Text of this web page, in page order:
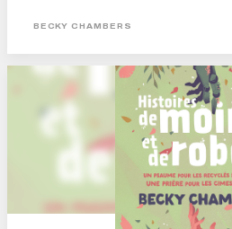
technologie et la nature coexistent enfin
BECKY CHAMBERS